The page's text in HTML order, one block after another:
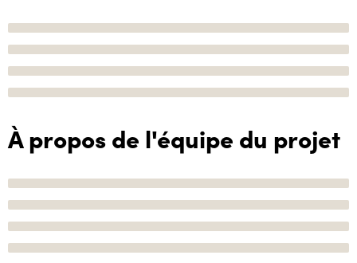
À propos de l'équipe du projet